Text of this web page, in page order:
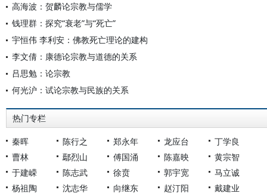
高海波：贺麟论宗教与儒学
钱理群：探究“衰老”与“死亡”
宇恒伟 李利安：佛教死亡理论的建构
李文倩：康德论宗教与道德的关系
吕思勉：论宗教
何光沪：试论宗教与民族的关系
热门专栏
秦晖 陈行之 郑永年 龙应台
丁学良
曹林
鄢烈山 傅国涌 陈嘉映
黄宗智
于建嵘
陈志武 徐贲 郭宇宽
马立诚
杨祖陶
沈志华 向继东 赵汀阳 戴建业